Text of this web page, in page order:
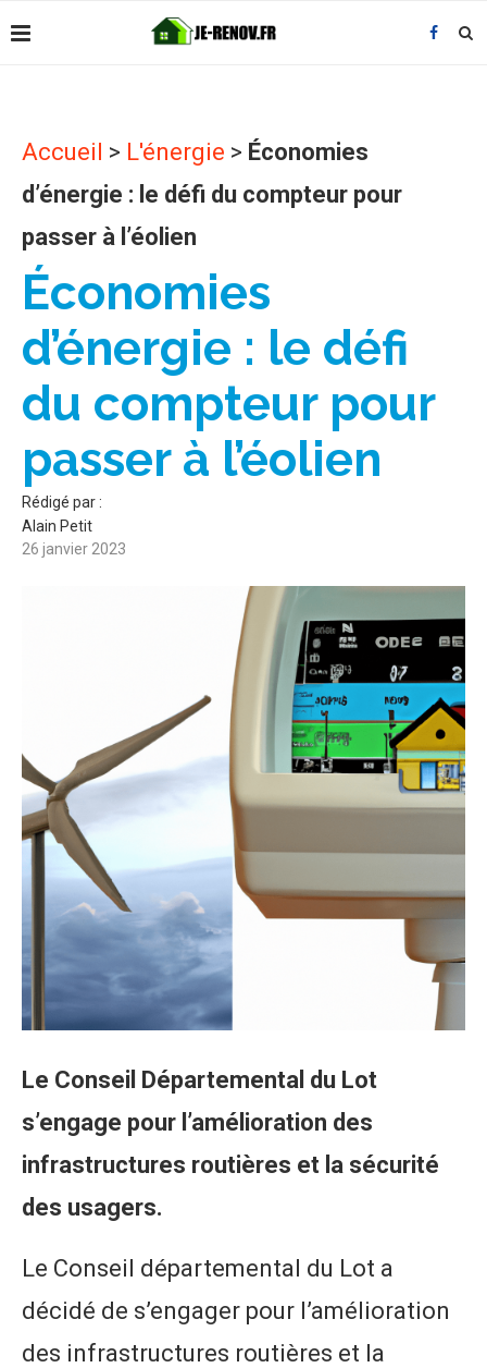
Accueil > L'énergie > Économies
d’énergie : le défi du compteur pour
passer à l’éolien
Économies
d’énergie : le défi
du compteur pour
passer à l’éolien
Rédigé par :
Alain Petit
26 janvier 2023
Le Conseil Départemental du Lot
s’engage pour l’amélioration des
infrastructures routières et la sécurité
des usagers.
Le Conseil départemental du Lot a
décidé de s’engager pour l’amélioration
des infrastructures routières et la